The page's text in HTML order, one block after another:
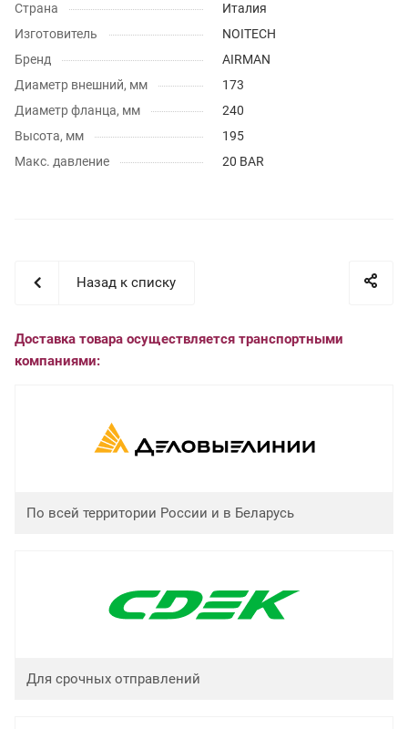
Страна
Италия
Изготовитель
NOITECH
Бренд
AIRMAN
Диаметр внешний, мм
173
Диаметр фланца, мм
240
Высота, мм
195
Макс. давление
20 BAR
Назад к списку
Доставка товара осуществляется транспортными
компаниями:
По всей территории России и в Беларусь
Для срочных отправлений